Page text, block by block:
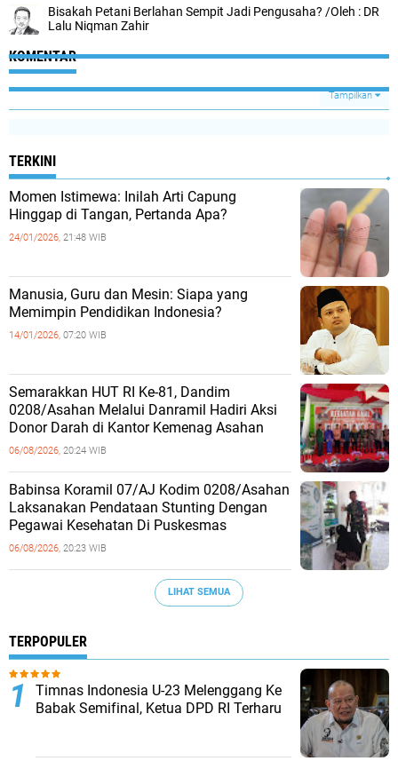
Bisakah Petani Berlahan Sempit Jadi Pengusaha? /Oleh : DR
Lalu Niqman Zahir
KOMENTAR
Tampilkan
TERKINI
Momen Istimewa: Inilah Arti Capung
Hinggap di Tangan, Pertanda Apa?
24/01/2026, 21:48 WIB
Manusia, Guru dan Mesin: Siapa yang
Memimpin Pendidikan Indonesia?
14/01/2026, 07:20 WIB
Semarakkan HUT RI Ke-81, Dandim
0208/Asahan Melalui Danramil Hadiri Aksi
Donor Darah di Kantor Kemenag Asahan
06/08/2026, 20:24 WIB
Babinsa Koramil 07/AJ Kodim 0208/Asahan
Laksanakan Pendataan Stunting Dengan
Pegawai Kesehatan Di Puskesmas
06/08/2026, 20:23 WIB
LIHAT SEMUA
TERPOPULER
Timnas Indonesia U-23 Melenggang Ke
Babak Semifinal, Ketua DPD RI Terharu